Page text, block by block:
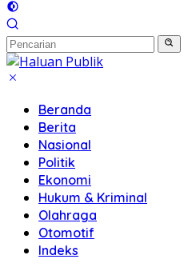
Beranda
Berita
Nasional
Politik
Ekonomi
Hukum & Kriminal
Olahraga
Otomotif
Indeks